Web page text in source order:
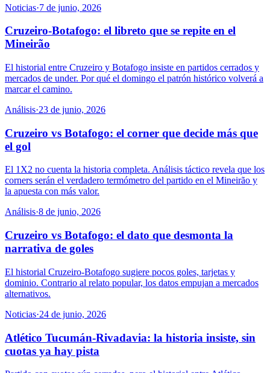
Noticias·7 de junio, 2026
Cruzeiro-Botafogo: el libreto que se repite en el
Mineirão
El historial entre Cruzeiro y Botafogo insiste en partidos cerrados y
mercados de under. Por qué el domingo el patrón histórico volverá a
marcar el camino.
Análisis·23 de junio, 2026
Cruzeiro vs Botafogo: el corner que decide más que
el gol
El 1X2 no cuenta la historia completa. Análisis táctico revela que los
corners serán el verdadero termómetro del partido en el Mineirão y
la apuesta con más valor.
Análisis·8 de junio, 2026
Cruzeiro vs Botafogo: el dato que desmonta la
narrativa de goles
El historial Cruzeiro-Botafogo sugiere pocos goles, tarjetas y
dominio. Contrario al relato popular, los datos empujan a mercados
alternativos.
Noticias·24 de junio, 2026
Atlético Tucumán-Rivadavia: la historia insiste, sin
cuotas ya hay pista